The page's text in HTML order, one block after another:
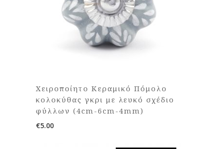
Χειροποίητο Κεραμικό Πόμολο
κολοκύθας γκρι με λευκό σχέδιο
φύλλων (4cm-6cm-4mm)
€5.00